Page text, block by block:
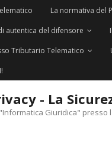
La normativa del
autentica del difensore
Tributario Telematico
- La
Giuridica" presso